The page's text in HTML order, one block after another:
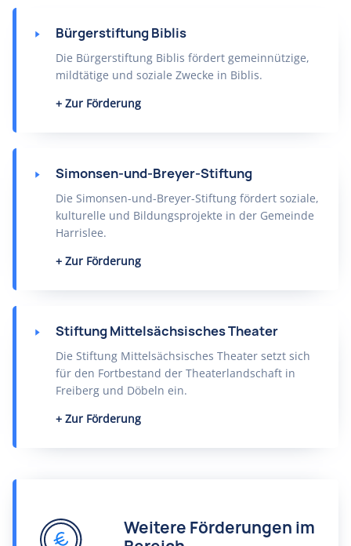
Bürgerstiftung Biblis
Die Bürgerstiftung Biblis fördert gemeinnützige,
mildtätige und soziale Zwecke in Biblis.
Zur Förderung
Simonsen-und-Breyer-Stiftung
Die Simonsen-und-Breyer-Stiftung fördert soziale,
kulturelle und Bildungsprojekte in der Gemeinde
Harrislee.
Zur Förderung
Stiftung Mittelsächsisches Theater
Die Stiftung Mittelsächsisches Theater setzt sich
für den Fortbestand der Theaterlandschaft in
Freiberg und Döbeln ein.
Zur Förderung
Weitere Förderungen im